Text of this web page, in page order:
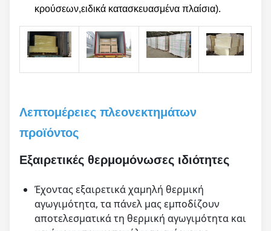
κρούσεων,ειδικά κατασκευασμένα πλαίσια).
Λεπτομέρειες πλεονεκτημάτων
προϊόντος
Εξαιρετικές θερμομόνωσες ιδιότητες
Έχοντας εξαιρετικά χαμηλή θερμική
αγωγιμότητα, τα πάνελ μας εμποδίζουν
αποτελεσματικά τη θερμική αγωγιμότητα και